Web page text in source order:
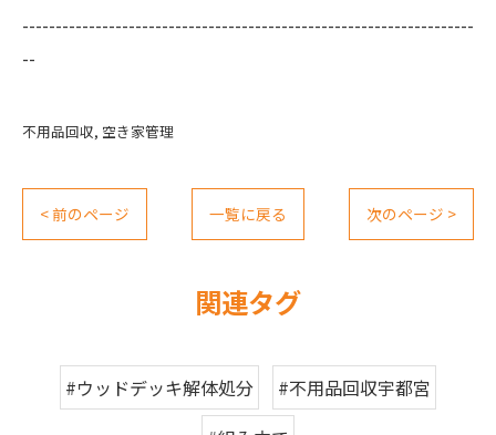
--------------------------------------------------------------------
--
不用品回収 空き家管理
< 前のページ 一覧に戻る 次のページ >
関連タグ
#ウッドデッキ解体処分
#不用品回収宇都宮